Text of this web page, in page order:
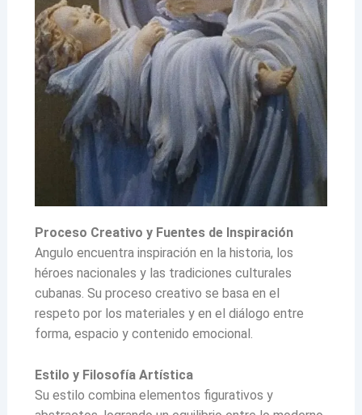
Proceso Creativo y Fuentes de Inspiración
Angulo encuentra inspiración en la historia, los
héroes nacionales y las tradiciones culturales
cubanas. Su proceso creativo se basa en el
respeto por los materiales y en el diálogo entre
forma, espacio y contenido emocional.
Estilo y Filosofía Artística
Su estilo combina elementos figurativos y